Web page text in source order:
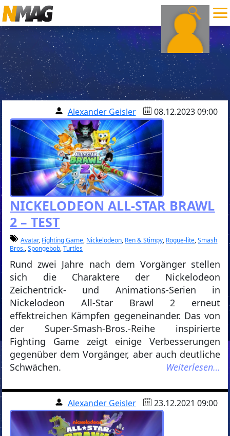
Alexander Geisler 08.12.2023 09:00
NICKELODEON ALL-STAR BRAWL
2 – TEST
Avatar, Fighting Game, Nickelodeon, Ren & Stimpy, Rogue-lite,Smash
Bros.,Spongebob,Turtles
Rund zwei Jahre nach dem Vorgänger stellen
sich die Charaktere der Nickelodeon
Zeichentrick- und Animations-Serien in
Nickelodeon All-Star Brawl 2 erneut
effektreichen Kämpfen gegeneinander. Das von
der Super-Smash-Bros.-Reihe inspirierte
Fighting Game zeigt einige Verbesserungen
gegenüber dem Vorgänger, aber auch deutliche
Schwächen.
Weiterlesen…
Alexander Geisler 23.12.2021 09:00